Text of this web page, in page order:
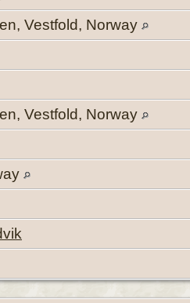
Vestfold, Norway
Vestfold, Norway